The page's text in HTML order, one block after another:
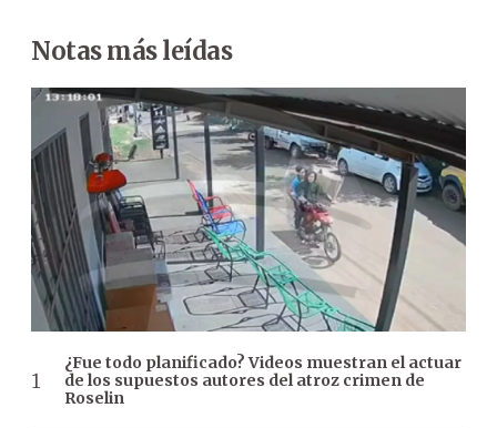
Notas más leídas
¿Fue todo planificado? Videos muestran el actuar
de los supuestos autores del atroz crimen de
Roselin